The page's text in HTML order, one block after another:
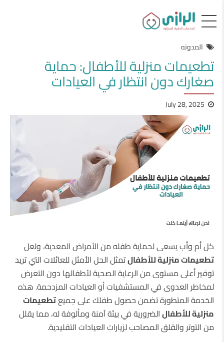
المدونه
تطعيمات منزلية للأطفال: حماية
صغارك دون انتظار في العيادات
July 28, 2025
كل أم وأب يسعى لحماية طفله من الأمراض المعدية، ولعل
تطعيمات منزلية للأطفالتمثل الحل الأمثل للعائلات التي تريد
توفير أعلى مستوى من الرعاية الصحية لأطفالها دون التعرض
لمخاطر العدوى في المستشفيات أو العيادات المزدحمة. هذه
الخدمة المتطورة تضمن حصول طفلك على جميعتطعيمات
منزلية للأطفالالضرورية في بيئة آمنة ومألوفة له، مما يقلل
من التوتر والقلق المصاحب لزيارات العيادات التقليدية.